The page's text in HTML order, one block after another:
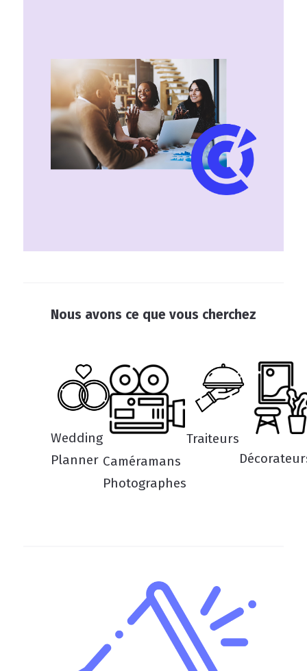
Nous avons ce que vous cherchez
Wedding
Planner Caméramans
Photographes
Traiteurs